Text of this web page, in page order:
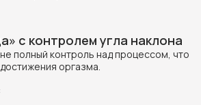
с контролем угла наклона
полный контроль над процессом, что
оргазма.